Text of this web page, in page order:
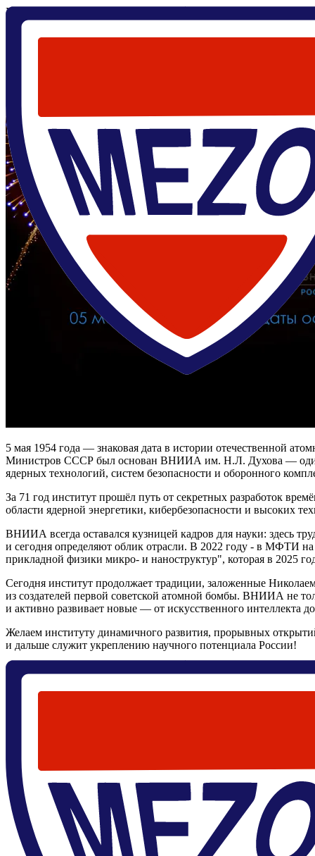
Главная
Духова
5 мая 2025
5 мая 1954 года — знаковая дата в истории отечественной
Министров СССР был основан ВНИИА им. Н.Л. Духова — один
ядерных технологий, систем безопасности и оборонного
За 71 год институт прошёл путь от секретных разработок
области ядерной энергетики, кибербезопасности и высоких
ВНИИА всегда оставался кузницей кадров для науки: здесь
и сегодня определяют облик отрасли. В 2022 году - в МФТИ
прикладной физики микро- и наноструктур", которая в 2025
Сегодня институт продолжает традиции, заложенные
из создателей первой советской атомной бомбы. ВНИИА не
и активно развивает новые — от искусственного интеллекта
Желаем институту динамичного развития, прорывных
и дальше служит укреплению научного потенциала России!